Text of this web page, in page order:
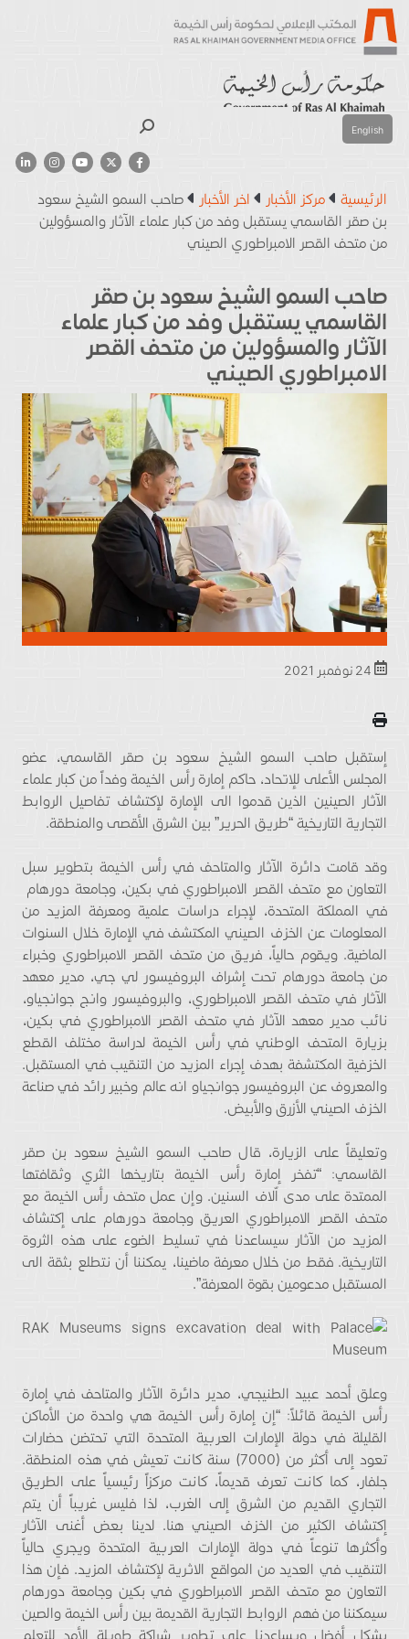
English
الرئيسية مركز الأخبار اخر الأخبار
صاحب السمو الشيخ سعود
بن صقر القاسمي يستقبل وفد من كبار علماء الآثار والمسؤولين
من متحف القصر الامبراطوري الصيني
صاحب السمو الشيخ سعود بن صقر
القاسمي يستقبل وفد من كبار علماء
الآثار والمسؤولين من متحف القصر
الامبراطوري الصيني
إستقبل صاحب السمو الشيخ سعود بن صقر القاسمي، عضو
المجلس الأعلى للإتحاد، حاكم إمارة رأس الخيمة وفداً من كبار علماء
الآثار الصينين الذين قدموا الى الإمارة لإكتشاف تفاصيل الروابط
التجارية التاريخية “طريق الحرير” بين الشرق الأقصى والمنطقة.
وقد قامت دائرة الآثار والمتاحف في رأس الخيمة بتطوير سبل
التعاون مع متحف القصر الامبراطوري في بكين، وجامعة دورهام
في المملكة المتحدة، لإجراء دراسات علمية ومعرفة المزيد من
المعلومات عن الخزف الصيني المكتشف في الإمارة خلال السنوات
الماضية. ويقوم حالياً، فريق من متحف القصر الامبراطوري وخبراء
من جامعة دورهام تحت إشراف البروفيسور لي جي، مدير معهد
الآثار في متحف القصر الامبراطوري، والبروفيسور وانج جوانجياو،
نائب مدير معهد الآثار في متحف القصر الامبراطوري في بكين،
بزيارة المتحف الوطني في رأس الخيمة لدراسة مختلف القطع
الخزفية المكتشفة بهدف إجراء المزيد من التنقيب في المستقبل.
والمعروف عن البروفيسور جوانجياو انه عالم وخبير رائد في صناعة
الخزف الصيني الأزرق والأبيض.
وتعليقاً على الزيارة، قال صاحب السمو الشيخ سعود بن صقر
القاسمي: “تفخر إمارة رأس الخيمة بتاريخها الثري وثقافتها
الممتدة على مدى اّلاف السنين. وإن عمل متحف رأس الخيمة مع
متحف القصر الامبراطوري العريق وجامعة دورهام على إكتشاف
المزيد من الآثار سيساعدنا في تسليط الضوء على هذه الثروة
التاريخية. فقط من خلال معرفة ماضينا، يمكننا أن نتطلع بثقة الى
المستقبل مدعومين بقوة المعرفة”.
وعلق أحمد عبيد الطنيجي، مدير دائرة الآثار والمتاحف في إمارة
رأس الخيمة قائلاً: “إن إمارة رأس الخيمة هي واحدة من الأماكن
القليلة في دولة الإمارات العربية المتحدة التي تحتضن حضارات
تعود إلى أكثر من (7000) سنة كانت تعيش في هذه المنطقة.
جلفار، كما كانت تعرف قديماً، كانت مركزاً رئيسياً على الطريق
التجاري القديم من الشرق إلى الغرب، لذا فليس غريباً أن يتم
إكتشاف الكثير من الخزف الصيني هنا. لدينا بعض أغنى الآثار
وأكثرها تنوعاً في دولة الإمارات العربية المتحدة ويجري حالياً
التنقيب في العديد من المواقع الاثرية لإكتشاف المزيد. فإن هذا
التعاون مع متحف القصر الامبراطوري في بكين وجامعة دورهام
سيمكننا من فهم الروابط التجارية القديمة بين رأس الخيمة والصين